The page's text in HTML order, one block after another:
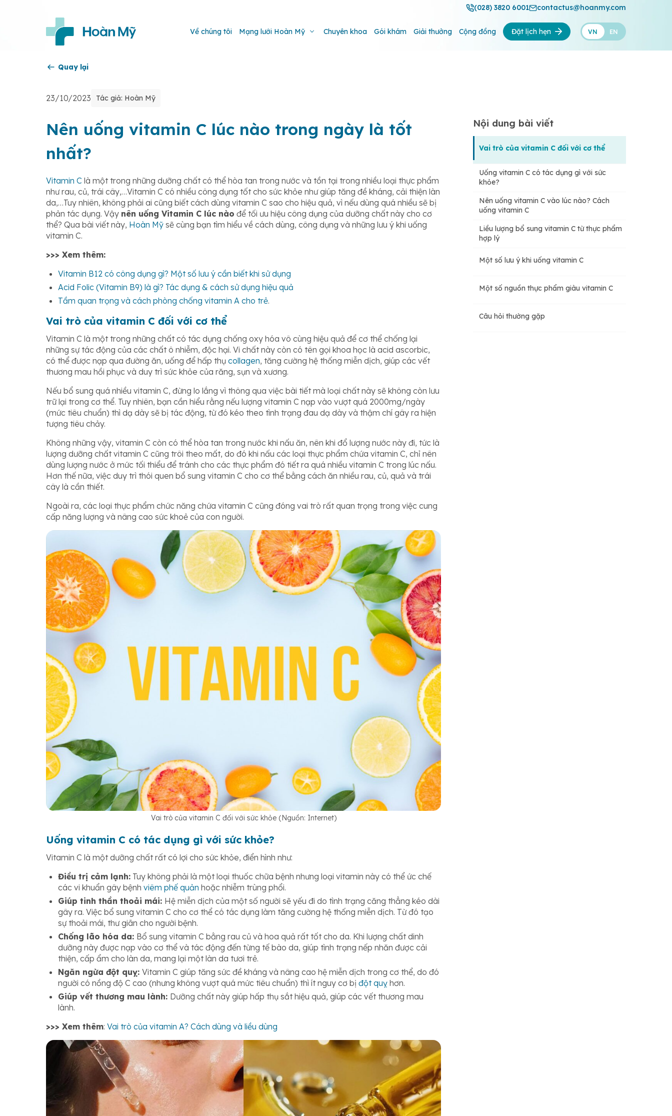
(028) 3820 6001 contactus@hoanmy.com
Về chúng tôi Mạng lưới Hoàn Mỹ Chuyên khoa Gói khám Giải thưởng Cộng đồng Đặt lịch hẹn VN EN
Quay lại
23/10/2023 Tác giả: Hoàn Mỹ
Nên uống vitamin C lúc nào trong ngày là tốt
nhất?
Vitamin C là một trong những dưỡng chất có thể hòa tan trong nước và tồn tại trong nhiều loại thực phẩm
như rau, củ, trái cây,…Vitamin C có nhiều công dụng tốt cho sức khỏe như giúp tăng đề kháng, cải thiện làn
da,…Tuy nhiên, không phải ai cũng biết cách dùng vitamin C sao cho hiệu quả, vì nếu dùng quá nhiều sẽ bị
phản tác dụng. Vậy nên uống Vitamin C lúc nào để tối ưu hiệu công dụng của dưỡng chất này cho cơ
thể? Qua bài viết này, Hoàn Mỹ sẽ cùng bạn tìm hiểu về cách dùng, công dụng và những lưu ý khi uống
vitamin C.
>>> Xem thêm:
Vitamin B12 có công dụng gì? Một số lưu ý cần biết khi sử dụng
Acid Folic (Vitamin B9) là gì? Tác dụng & cách sử dụng hiệu quả
Tầm quan trọng và cách phòng chống vitamin A cho trẻ.
Vai trò của vitamin C đối với cơ thể
Vitamin C là một trong những chất có tác dụng chống oxy hóa vô cùng hiệu quả để cơ thể chống lại
những sự tác động của các chất ô nhiễm, độc hại. Vi chất này còn có tên gọi khoa học là acid ascorbic,
có thể được nạp qua đường ăn, uống để hấp thụ collagen, tăng cường hệ thống miễn dịch, giúp các vết
thương mau hồi phục và duy trì sức khỏe của răng, sụn và xương.
Nếu bổ sung quá nhiều vitamin C, đừng lo lắng vì thông qua việc bài tiết mà loại chất này sẽ không còn lưu
trữ lại trong cơ thể. Tuy nhiên, bạn cần hiểu rằng nếu lượng vitamin C nạp vào vượt quá 2000mg/ngày
(mức tiêu chuẩn) thì dạ dày sẽ bị tác động, từ đó kéo theo tình trạng đau dạ dày và thậm chí gây ra hiện
tượng tiêu chảy.
Không những vậy, vitamin C còn có thể hòa tan trong nước khi nấu ăn, nên khi đổ lượng nước này đi, tức là
lượng dưỡng chất vitamin C cũng trôi theo mất, do đó khi nấu các loại thực phẩm chứa vitamin C, chỉ nên
dùng lượng nước ở mức tối thiểu để tránh cho các thực phẩm đó tiết ra quá nhiều vitamin C trong lúc nấu.
Hơn thế nữa, việc duy trì thói quen bổ sung vitamin C cho cơ thể bằng cách ăn nhiều rau, củ, quả và trái
cây là cần thiết.
Ngoài ra, các loại thực phẩm chức năng chứa vitamin C cũng đóng vai trò rất quan trọng trong việc cung
cấp năng lượng và nâng cao sức khoẻ của con người.
Vai trò của vitamin C đối với sức khỏe (Nguồn: Internet)
Uống vitamin C có tác dụng gì với sức khỏe?
Vitamin C là một dưỡng chất rất có lợi cho sức khỏe, điển hình như:
Điều trị cảm lạnh: Tuy không phải là một loại thuốc chữa bệnh nhưng loại vitamin này có thể ức chế
các vi khuẩn gây bệnh viêm phế quản hoặc nhiễm trùng phổi.
Giúp tinh thần thoải mái: Hệ miễn dịch của một số người sẽ yếu đi do tình trạng căng thẳng kéo dài
gây ra. Việc bổ sung vitamin C cho cơ thể có tác dụng làm tăng cường hệ thống miễn dịch. Từ đó tạo
sự thoải mái, thư giãn cho người bệnh.
Chống lão hóa da: Bổ sung vitamin C bằng rau củ và hoa quả rất tốt cho da. Khi lượng chất dinh
dưỡng này được nạp vào cơ thể và tác động đến từng tế bào da, giúp tình trạng nếp nhăn được cải
thiện, cấp ẩm cho làn da, mang lại một làn da tươi trẻ.
Ngăn ngừa đột quỵ: Vitamin C giúp tăng sức đề kháng và nâng cao hệ miễn dịch trong cơ thể, do đó
người có nồng độ C cao (nhưng không vượt quá mức tiêu chuẩn) thì ít nguy cơ bị đột quỵ hơn.
Giúp vết thương mau lành: Dưỡng chất này giúp hấp thụ sắt hiệu quả, giúp các vết thương mau
lành.
>>> Xem thêm: Vai trò của vitamin A? Cách dùng và liều dùng
Nội dung bài viết
Vai trò của vitamin C đối với cơ thể
Uống vitamin C có tác dụng gì với sức
khỏe?
Nên uống vitamin C vào lúc nào? Cách
uống vitamin C
Liều lượng bổ sung vitamin C từ thực phẩm
hợp lý
Một số lưu ý khi uống vitamin C
Một số nguồn thực phẩm giàu vitamin C
Câu hỏi thường gặp